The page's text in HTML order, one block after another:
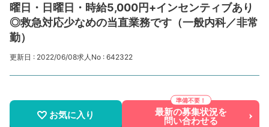
曜日・日曜日・時給5,000円+インセンティブあり
◎救急対応少なめの当直業務です（一般内科／非常
勤）
更新日 : 2022/06/08求人No : 642322
お気に入り 最新の募集状況を
問い合わせる